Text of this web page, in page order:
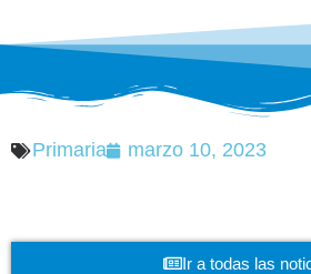
Primaria marzo 10, 2023
Ir a todas las